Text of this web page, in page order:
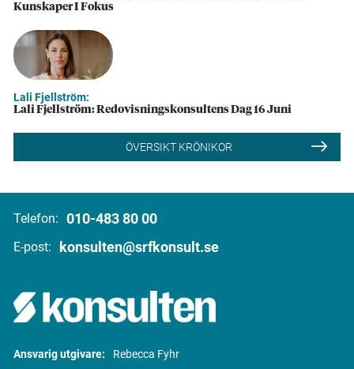
Kunskaper I Fokus
Lali Fjellström:
Lali Fjellström: Redovisningskonsultens Dag 16 Juni
ÖVERSIKT KRÖNIKOR
Telefon: 010-483 80 00
E-post: konsulten@srfkonsult.se
Ansvarig utgivare: Rebecca Fyhr